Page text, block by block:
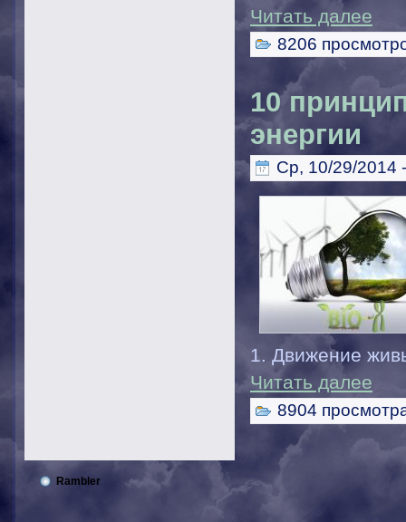
Читать далее
8206
10
энергии
Ср, 10/29/2014
1. Движение
Читать далее
8904
Rambler